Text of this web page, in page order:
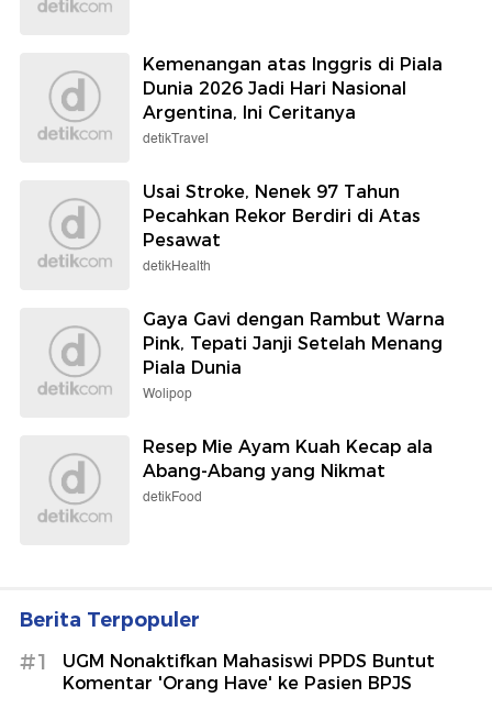
Kemenangan atas Inggris di Piala
Dunia 2026 Jadi Hari Nasional
Argentina, Ini Ceritanya
detikTravel
Usai Stroke, Nenek 97 Tahun
Pecahkan Rekor Berdiri di Atas
Pesawat
detikHealth
Gaya Gavi dengan Rambut Warna
Pink, Tepati Janji Setelah Menang
Piala Dunia
Wolipop
Resep Mie Ayam Kuah Kecap ala
Abang-Abang yang Nikmat
detikFood
Berita Terpopuler
#1
UGM Nonaktifkan Mahasiswi PPDS Buntut
Komentar 'Orang Have' ke Pasien BPJS